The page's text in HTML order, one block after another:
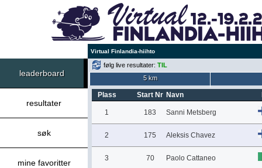
Virtual Finlandia-hiihto
leaderboard
resultater
søk
mine favoritter
følg live resultater: TIL
5 km
Plass Start Nr Navn
1 183 Sanni Metsberg
2 175 Aleksis Chavez
3 70 Paolo Cattaneo